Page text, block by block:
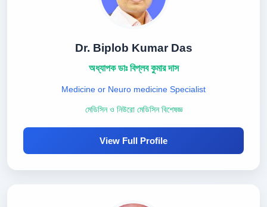
Dr. Biplob Kumar Das
অধ্যাপক ডাঃ বিপ্লব কুমার দাস
Medicine or Neuro medicine Specialist
মেডিসিন ও নিউরো মেডিসিন বিশেষজ্ঞ
View Full Profile